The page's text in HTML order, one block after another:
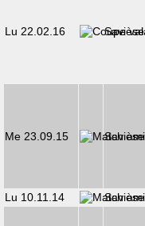
Lu 22.02.16 Savièse
Me 23.09.15 Savièse
Lu 10.11.14 Savièse